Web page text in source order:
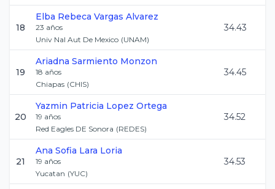
18
Elba Rebeca Vargas Alvarez
23 años
Univ Nal Aut De Mexico (UNAM)
34.43
19
Ariadna Sarmiento Monzon
18 años
Chiapas (CHIS)
34.45
20
Yazmin Patricia Lopez Ortega
19 años
Red Eagles DE Sonora (REDES)
34.52
21
Ana Sofia Lara Loria
19 años
Yucatan (YUC)
34.53